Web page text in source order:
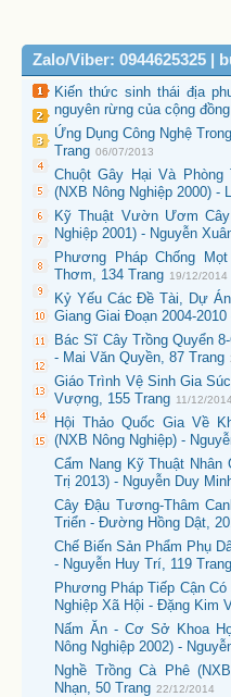
Zalo/Viber: 0944625325 |
Kiến thức sinh thái địa
nguyên rừng của cộng
Ứng Dụng Công Nghệ
Trang 06/07/2013
Chuột Gây Hại Và
(NXB Nông Nghiệp 2000) -
Kỹ Thuật Vườn Ươm
Nghiệp 2001) - Nguyễn
Phương Pháp Chống
Thơm, 134 Trang 19/12/2014
Kỷ Yếu Các Đề Tài, Dự
Giang Giai Đoạn 2004-
Bác Sĩ Cây Trồng Quyển
- Mai Văn Quyền, 87 Trang
Giáo Trình Vệ Sinh Gia
Vượng, 155 Trang 11/12/2014
Hội Thảo Quốc Gia Về
(NXB Nông Nghiệp) -
Cẩm Nang Kỹ Thuật Nhân
Trị 2013) - Nguyễn Duy
Cây Đậu Tương-Thâm
Triển - Đường Hồng Dật,
Chế Biến Sản Phẩm Phụ
- Nguyễn Huy Trí, 119 Trang
Phương Pháp Tiếp Cận
Nghiệp Xã Hội - Đặng Kim
Nấm Ăn - Cơ Sở Khoa
Nông Nghiệp 2002) -
Nghề Trồng Cà Phê
Nhạn, 50 Trang 22/12/2014